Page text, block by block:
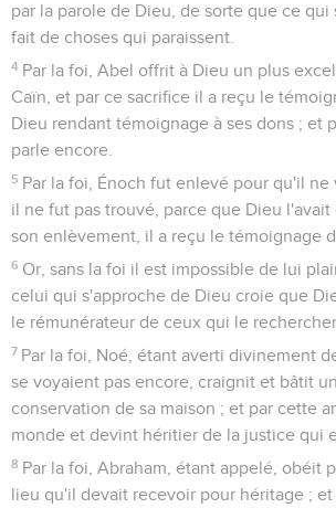
par la parole de Dieu, de sorte que ce qui
fait de choses qui paraissent.
4 Par la foi, Abel offrit à Dieu un plus
Caïn, et par ce sacrifice il a reçu le
Dieu rendant témoignage à ses dons ; et
parle encore.
5 Par la foi, Énoch fut enlevé pour qu'il ne
il ne fut pas trouvé, parce que Dieu l'avait
son enlèvement, il a reçu le témoignage
6 Or, sans la foi il est impossible de lui
celui qui s'approche de Dieu croie que
le rémunérateur de ceux qui le
7 Par la foi, Noé, étant averti divinement
se voyaient pas encore, craignit et bâtit
conservation de sa maison ; et par cette
monde et devint héritier de la justice qui
8 Par la foi, Abraham, étant appelé, obéit
lieu qu'il devait recevoir pour héritage ; et